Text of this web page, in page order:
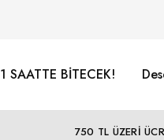
1 SAATTE BİTECEK!
750 TL ÜZERİ